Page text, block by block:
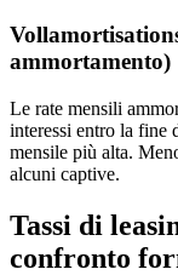
ammortamento)
Le rate mensili
interessi entro la fine
mensile più alta.
alcuni captive.
Tassi di
confronto